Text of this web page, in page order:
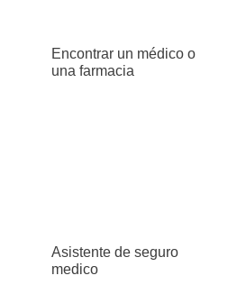
Encontrar un médico o
una farmacia
Asistente de seguro
medico